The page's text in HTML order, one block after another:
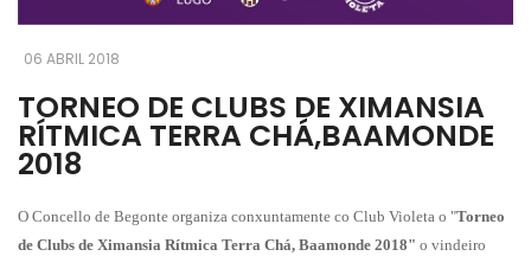
06 ABRIL 2018
TORNEO DE CLUBS DE XIMANSIA
RÍTMICA TERRA CHÁ,BAAMONDE
2018
O Concello de Begonte organiza conxuntamente co Club Violeta o "Torneo
de Clubs de Ximansia Rítmica Terra Chá, Baamonde 2018" o vindeiro